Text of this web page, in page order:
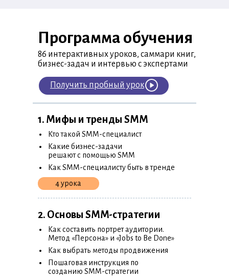
1. Мифы и тренды SMM
Кто такой SMM-специалист
•
Какие бизнес-задачи
решают с помощью SMM
•
Как SMM-специалисту быть в тренде
•
4 урока
2. Основы SMM-стратегии
Как составить портрет аудитории.
Метод «Персона» и «Jobs to Be Done»
•
Как выбрать методы продвижения
•
Пошаговая инструкция по
созданию SMM-стратегии
•
86 интерактивных уроков, саммари книг,
бизнес-задач и интервью с экспертами
Программа обучения
Получить пробный урок